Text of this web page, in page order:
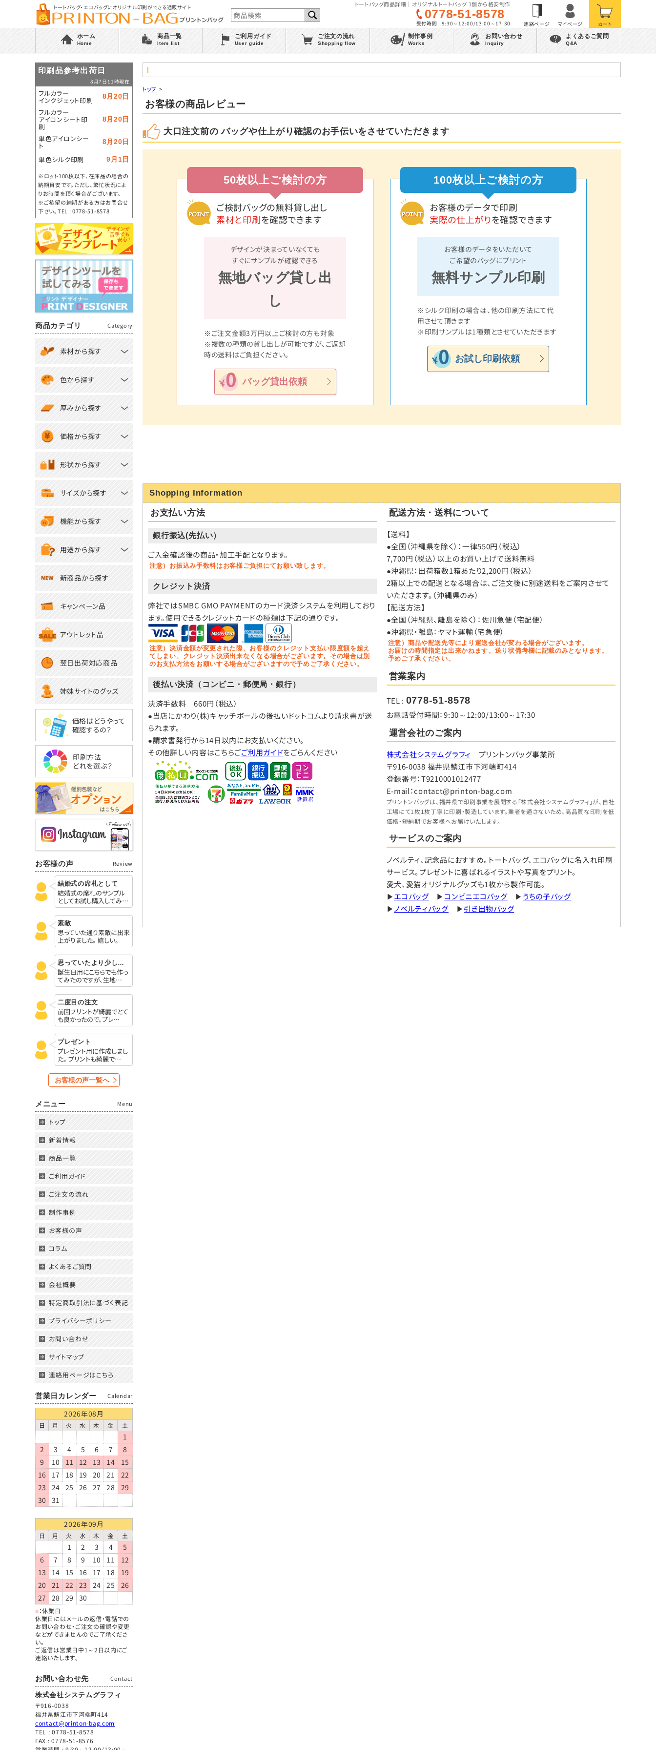
トートバッグ・エコバッグにオリジナル印刷ができる通販サイト トートバッグ商品詳細｜オリジナルトートバッグ 1個から格安制作
0778-51-8578
受付時間 : 9:30～12:00/13:00～17:30
ホーム
Home
商品一覧
Item list
ご利用ガイド
User guide
ご注文の流れ
Shopping flow
制作事例
Works
お問い合わせ
Inquiry
よくあるご質問
Q&A
トップ >
お客様の商品レビュー
大口注文前の バッグや仕上がり確認のお手伝いをさせていただきます
50枚以上ご検討の方
ご検討バッグの無料貸し出し
素材と印刷を確認できます
デザインが決まっていなくても
すぐにサンプルが確認できる
無地バッグ貸し出
し
※ご注文金額3万円以上ご検討の方も対象
※複数の種類の貸し出しが可能ですが、ご返却
時の送料はご負担ください。
バッグ貸出依頼
100枚以上ご検討の方
お客様のデータで印刷
実際の仕上がりを確認できます
お客様のデータをいただいて
ご希望のバッグにプリント
無料サンプル印刷
※シルク印刷の場合は、他の印刷方法にて代
用させて頂きます
※印刷サンプルは1種類とさせていただきます
お試し印刷依頼
Shopping Information
お支払い方法
銀行振込(先払い）
ご入金確認後の商品・加工手配となります。
注意）お振込み手数料はお客様ご負担にてお願い致します。
クレジット決済
弊社ではSMBC GMO PAYMENTのカード決済システムを利用しており
ます。使用できるクレジットカードの種類は下記の通りです。
注意）決済金額が変更された際、お客様のクレジット支払い限度額を超え
てしまい、クレジット決済出来なくなる場合がございます。その場合は別
のお支払方法をお願いする場合がございますので予めご了承ください。
後払い決済（コンビニ・郵便局・銀行）
決済手数料 660円（税込）
●当店にかわり(株)キャッチボールの後払いドットコムより請求書が送
られます。
●請求書発行から14日以内にお支払いください。
その他詳しい内容はこちらごご利用ガイドをごらんください
配送方法・送料について
【送料】
●全国（沖縄県を除く）：一律550円（税込）
7,700円（税込）以上のお買い上げで送料無料
●沖縄県：出荷箱数1箱あたり2,200円（税込）
2箱以上での配送となる場合は、ご注文後に別途送料をご案内させて
いただきます。（沖縄県のみ）
【配送方法】
●全国（沖縄県、離島を除く）：佐川急便（宅配便）
●沖縄県・離島：ヤマト運輸（宅急便）
注意）商品や配送先等により運送会社が変わる場合がございます。
お届けの時間指定は出来かねます。送り状備考欄に記載のみとなります。
予めご了承ください。
営業案内
TEL : 0778-51-8578
お電話受付時間：9:30～12:00/13:00～17:30
運営会社のご案内
株式会社システムグラフィ プリントンバッグ事業所
〒916-0038 福井県鯖江市下河端町414
登録番号：T9210001012477
E-mail：contact@printon-bag.com
プリントンバッグは、福井県で印刷事業を展開する「株式会社システムグラフィ」が、自社
工場にて1枚1枚丁寧に印刷・製造しています。業者を通さないため、高品質な印刷を低
価格・短納期でお客様へお届けいたします。
サービスのご案内
ノベルティ、記念品におすすめ。トートバッグ、エコバッグに名入れ印刷
サービス。プレゼントに喜ばれるイラストや写真をプリント。
愛犬、愛猫オリジナルグッズも1枚から製作可能。
▶エコバッグ▶ コンビニエコバッグ▶ うちの子バッグ
▶ ノベルティバッグ▶引き出物バッグ
印刷品参考出荷日
8月7日11時現在
フルカラー
インクジェット印刷 8月20日
フルカラー
アイロンシート印
刷
8月20日
単色アイロンシー
ト 8月20日
単色シルク印刷 9月1日
※ロット100枚以下、在庫品の場合の
納期目安です。ただし、繁忙状況によ
りお時間を頂く場合がございます。
※ご希望の納期がある方はお問合せ
下さい。TEL : 0778-51-8578
商品カテゴリ Category
素材から探す
色から探す
厚みから探す
価格から探す
形状から探す
サイズから探す
機能から探す
用途から探す
新商品から探す
キャンペーン品
アウトレット品
翌日出荷対応商品
姉妹サイトのグッズ
価格はどうやって
確認するの？
印刷方法
どれを選ぶ？
お客様の声 Review
結婚式の席札として
結婚式の席札のサンプル
としてお試し購入してみ…
素敵
思っていた通り素敵に出来
上がりました。 嬉しい。
思っていたより少し色が暗い感じでした
誕生日用にこちらでも作っ
てみたのですが、生地…
二度目の注文
前回プリントが綺麗でとて
も良かったので、プレ…
プレゼント
プレゼント用に作成しまし
た。 プリントも綺麗で…
お客様の声一覧へ
メニュー Menu
トップ
新着情報
商品一覧
ご利用ガイド
ご注文の流れ
制作事例
お客様の声
コラム
よくあるご質問
会社概要
特定商取引法に基づく表記
プライバシーポリシー
お問い合わせ
サイトマップ
連絡用ページはこちら
営業日カレンダー Calendar
2026年08月
日 月 火 水 木 金 土
1
2
3 4 5 6 7
8
9
10 11 12 13 14
15
16
17 18 19 20 21
22
23
24 25 26 27 28
29
30
31
2026年09月
日 月 火 水 木 金 土
1 2 3 4
5
6
7 8 9 10 11
12
13
14 15 16 17 18
19
20
21 22 23 24 25
26
27
28 29 30
■：休業日
休業日にはメールの返信・電話での
お問い合わせ・ご注文の確認や変更
などができませんのでご了承くださ
い。
ご返信は営業日中1～2日以内にご
連絡いたします。
お問い合わせ先 Contact
株式会社システムグラフィ
〒916-0038
福井県鯖江市下河端町414
contact@printon-bag.com
TEL :0778-51-8578
FAX : 0778-51-8576